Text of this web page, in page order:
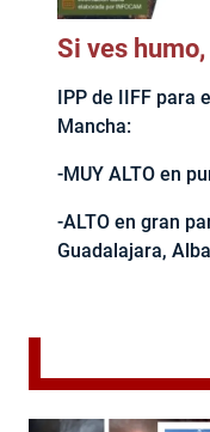
Si ves
IPP de IIFF para
Mancha:
-MUY ALTO en
-ALTO en gran
Guadalajara,